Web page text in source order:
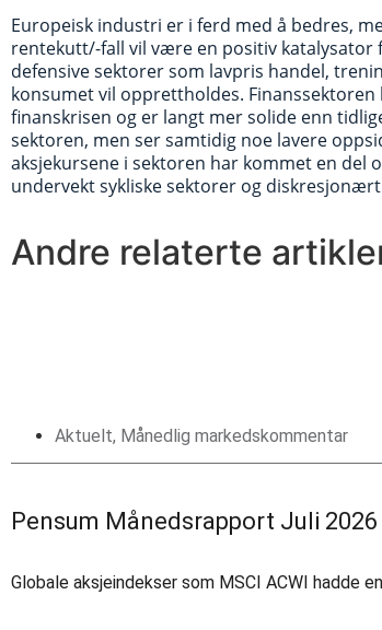
Europeisk industri er i ferd med å bedres,
rentekutt/-fall vil være en positiv katalysator
defensive sektorer som lavpris handel,
konsumet vil opprettholdes.
finanskrisen og er langt mer solide enn
sektoren, men ser samtidig noe lavere
aksjekursene i sektoren har kommet en del
undervekt sykliske sektorer og
Andre relaterte
Aktuelt, Månedlig markedskommentar
Pensum Månedsrapport Juli 2026
Globale aksjeindekser som MSCI ACWI hadde